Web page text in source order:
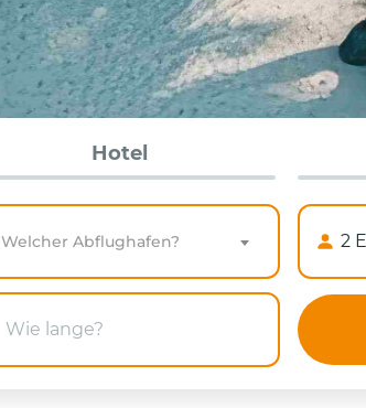
Hotel
Welcher Abflughafen?